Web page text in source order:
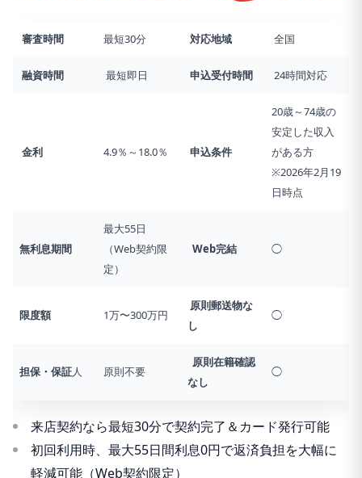
審査時間 最短30分 対応地域 全国
融資時間 最短即日 申込受付時間 24時間対応
金利 4.9％～18.0％ 申込条件
20歳～74歳の
安定した収入
がある方
※2026年2月19
日時点
無利息期間
最大55日
（Web契約限
定）
Web完結 ◯
限度額 1万〜300万円
原則郵送物な
し
◯
担保・保証人 原則不要
原則在籍確認
なし
◯
来店契約なら最短30分で契約完了＆カード発行可能
初回利用時、最大55日間利息0円で返済負担を大幅に
軽減可能（Web契約限定）